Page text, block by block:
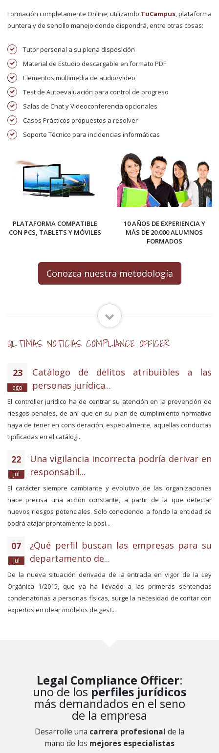
Formación completamente Online, utilizando TuCampus, plataforma
puntera y de sencillo manejo donde dispondrá, entre otras cosas:
Tutor personal a su plena disposición
Material de Estudio descargable en formato PDF
Elementos multimedia de audio/video
Test de Autoevaluación para control de progreso
Salas de Chat y Videoconferencia opcionales
Casos Prácticos propuestos a resolver
Soporte Técnico para incidencias informáticas
PLATAFORMA COMPATIBLE
CON PCS, TABLETS Y MÓVILES
10 AÑOS DE EXPERIENCIA Y
MÁS DE 20.000 ALUMNOS
FORMADOS
Conozca nuestra metodología
ÚLTIMAS NOTICIAS COMPLIANCE OFFICER
23
ago
Catálogo de delitos atribuibles a las
personas jurídica...
El controller jurídico ha de centrar su atención en la prevención de
riesgos penales, de ahí que en su plan de cumplimiento normativo
haya de tener en consideración, especialmente, aquellas conductas
tipificadas en el catálog...
22
jul
Una vigilancia incorrecta podría derivar en
responsabil...
El carácter siempre cambiante y evolutivo de las organizaciones
hace precisa una acción constante, a partir de la que detectar
nuevos riesgos potenciales. Solo conociendo a fondo la entidad se
podrá atajar prontamente la posi...
07
jul
¿Qué perfil buscan las empresas para su
departamento de...
De la nueva situación derivada de la entrada en vigor de la Ley
Orgánica 1/2015, que ya ha llevado a las primeras sentencias
condenatorias a personas físicas, surge la necesidad de contar con
expertos en idear modelos de gest...
Legal Compliance Officer:
uno de los perfiles jurídicos
más demandados en el seno
de la empresa
Desarrolle una carrera profesional de la
mano de los mejores especialistas